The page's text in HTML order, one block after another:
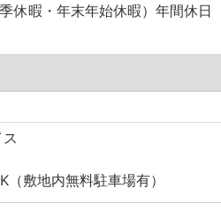
休暇・年末年始休暇）年間休日
敷地内無料駐車場有）